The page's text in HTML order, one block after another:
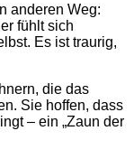
anderen Weg:
fühlt sich
Es ist traurig,
die das
Sie hoffen, dass
– ein „Zaun der